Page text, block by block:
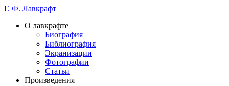
Г. Ф. Лавкрафт
О лавкрафте
Биография
Библиография
Экранизации
Фотографии
Статьи
Произведения